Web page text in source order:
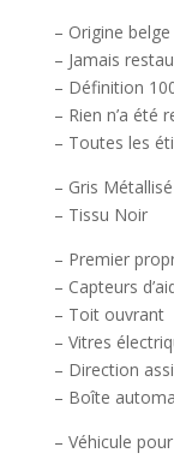
– Origine belge
– Jamais
– Définition
– Rien n’a été
– Toutes les
– Gris Métallisé
– Tissu Noir
– Premier
– Capteurs
– Toit ouvrant
– Vitres
– Direction
– Boîte
– Véhicule